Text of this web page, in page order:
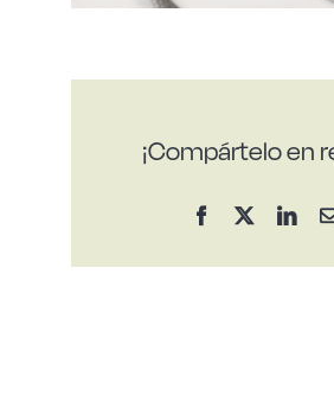
¡Compártelo en
Facebook
X